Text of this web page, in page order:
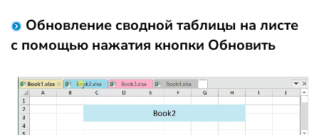
Обновление сводной таблицы на листе
с помощью нажатия кнопки Обновить